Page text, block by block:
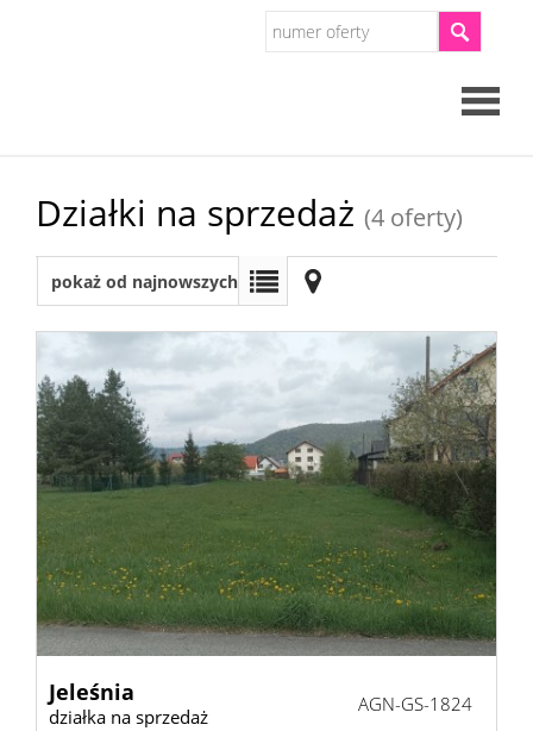
O
firmie
Oferty
Domy
Dzialki
Działki na sprzedaż (4 oferty)
pokaż od najnowszych
Jeleśnia
działka na sprzedaż
AGN-GS-1824